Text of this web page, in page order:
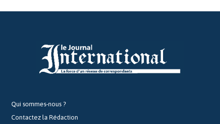
Qui sommes-nous ?
Contactez la Rédaction